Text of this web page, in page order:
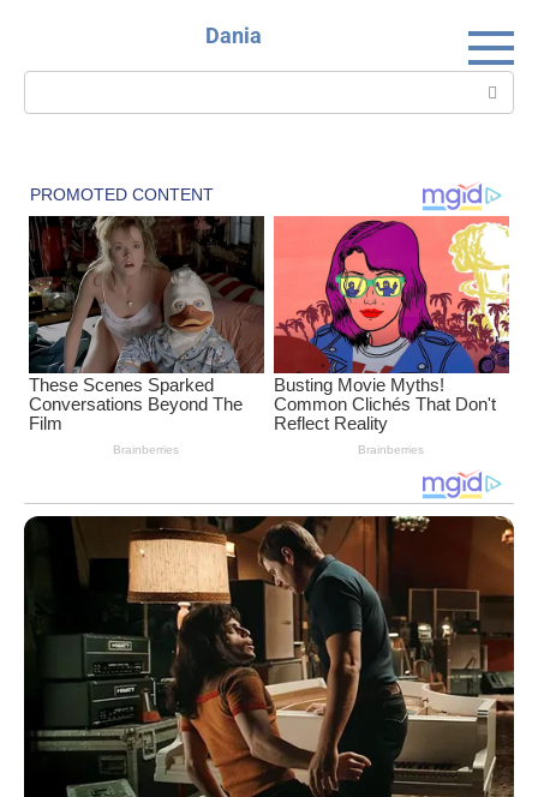
Dania
Search: